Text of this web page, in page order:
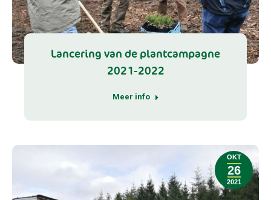
Lancering van de plantcampagne
2021-2022
Meer info
OKT
26
2021